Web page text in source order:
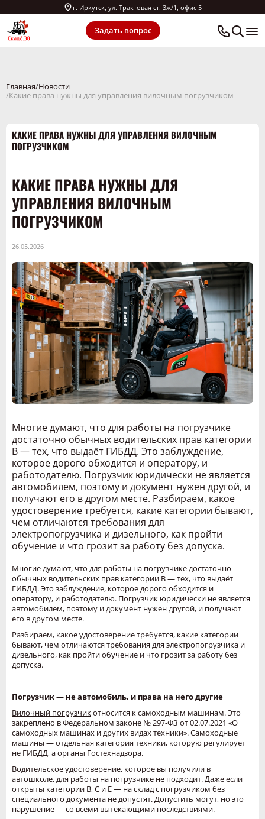
г. Иркутск, ул. Трактовая ст. 3ж/1, офис 5
Задать вопрос
Главная Новости
Какие права нужны для управления вилочным погрузчиком
КАКИЕ ПРАВА НУЖНЫ ДЛЯ УПРАВЛЕНИЯ ВИЛОЧНЫМ
ПОГРУЗЧИКОМ
КАКИЕ ПРАВА НУЖНЫ ДЛЯ
УПРАВЛЕНИЯ ВИЛОЧНЫМ
ПОГРУЗЧИКОМ
26.05.2026
Многие думают, что для работы на погрузчике
достаточно обычных водительских прав категории
B — тех, что выдаёт ГИБДД. Это заблуждение,
которое дорого обходится и оператору, и
работодателю. Погрузчик юридически не является
автомобилем, поэтому и документ нужен другой, и
получают его в другом месте. Разбираем, какое
удостоверение требуется, какие категории бывают,
чем отличаются требования для
электропогрузчика и дизельного, как пройти
обучение и что грозит за работу без допуска.
Многие думают, что для работы на погрузчике достаточно
обычных водительских прав категории B — тех, что выдаёт
ГИБДД. Это заблуждение, которое дорого обходится и
оператору, и работодателю. Погрузчик юридически не является
автомобилем, поэтому и документ нужен другой, и получают
его в другом месте.
Разбираем, какое удостоверение требуется, какие категории
бывают, чем отличаются требования для электропогрузчика и
дизельного, как пройти обучение и что грозит за работу без
допуска.
Погрузчик — не автомобиль, и права на него другие
Вилочный погрузчикотносится к самоходным машинам. Это
закреплено в Федеральном законе № 297-ФЗ от 02.07.2021 «О
самоходных машинах и других видах техники». Самоходные
машины — отдельная категория техники, которую регулирует
не ГИБДД, а органы Гостехнадзора.
Водительское удостоверение, которое вы получили в
автошколе, для работы на погрузчике не подходит. Даже если
открыты категории B, C и E — на склад с погрузчиком без
специального документа не допустят. Допустить могут, но это
нарушение — со всеми вытекающими последствиями.